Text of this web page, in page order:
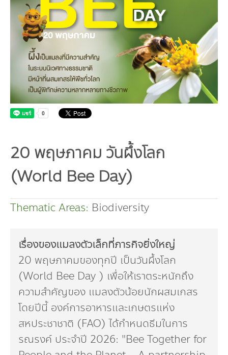
Executive Board of Directors
Management Team
Our Way
Annual Report | Statements Report
Green Office
Funds
Dr. Dhira Phanthumavanich Fund
Global Warming and Health Fund
Industrial Pollution
Livable City/Community
Municipal waste-Food Waste
Plastic Waste
PM2.5 Pollution
Sustainable Consumption and Production
Green Label
Eco-labels
Environmental Friendly Services
Carbon Footprint Consultants
Green Procurement
Natural Resources
Land Resources
Marine and Coastal Resources
Biodiversity
Climate Change
Climate Mitigation
Climate Adaptation
Environmental Capacity Development
Environmental Study
Environmental Network, Policy and Plan
Environmental Policy and Plan
TBCSD
Infographic | Poster
Video Clip
Publications
Our Activities
Environment News
GET INVOLVED
Jobs
Internships
CONTACT US
20 พฤษภาคม วันผึ้งโลก
(World Bee Day)
Thematic Areas: Biodiversity
เรื่องของแมลงตัวเล็กที่ภารกิจยิ่งใหญ่
20 พฤษภาคมของทุกปี เป็นวันผึ้งโลก
(World Bee Day ) เพื่อให้เราตระหนักถึง
ความสำคัญของ แมลงตัวน้อยนักผสมเกสร
โดยปีนี้ องค์การอาหารและเกษตรแห่ง
สหประชาชาติ (FAO) ได้กำหนดธีมในการ
รณรงค์ ประจำปี 2026: "Bee Together for